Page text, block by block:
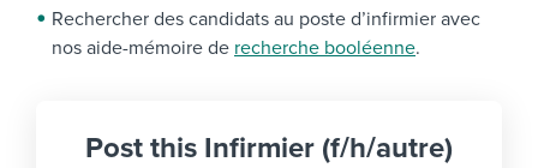
Rechercher des candidats au poste d’infirmier avec
nos aide-mémoire de recherche booléenne.
Post this Infirmier (f/h/autre)